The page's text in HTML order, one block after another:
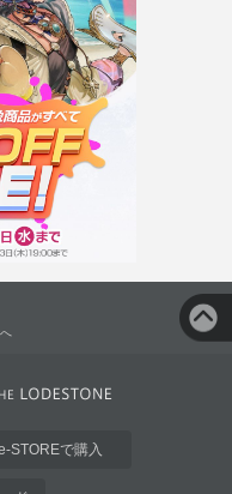
STOREで購入